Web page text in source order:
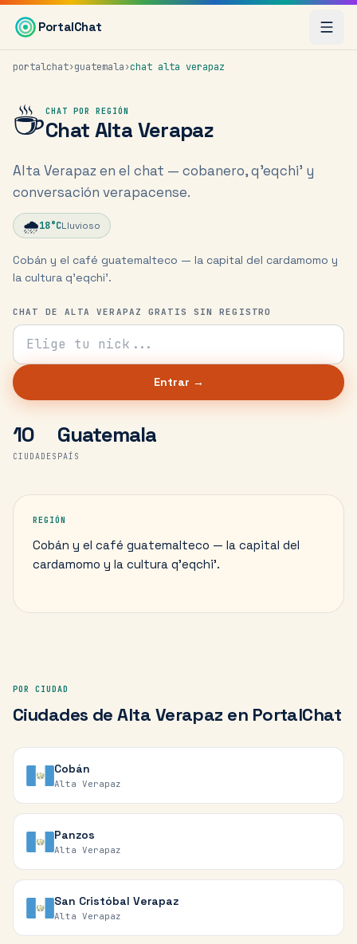
Saltar al contenido principal
PortalChat
portalchat›guatemala›chat alta verapaz
☕CHAT POR REGIÓN
Chat Alta Verapaz
Alta Verapaz en el chat — cobanero, q'eqchi' y
conversación verapacense.
🌧️18°CLluvioso
Cobán y el café guatemalteco — la capital del cardamomo y
la cultura q'eqchi'.
CHAT DE ALTA VERAPAZ GRATIS SIN REGISTRO
Tu nick para el chat
Entrar →
10
CIUDADES
Guatemala
PAÍS
REGIÓN
Cobán y el café guatemalteco — la capital del
cardamomo y la cultura q'eqchi'.
POR CIUDAD
Ciudades deAlta Verapaz en PortalChat
Cobán
Alta Verapaz
Panzos
Alta Verapaz
San Cristóbal Verapaz
Alta Verapaz